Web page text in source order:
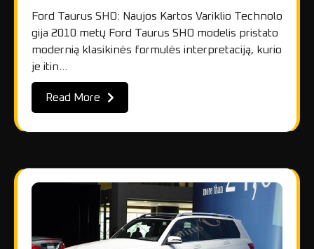
Ford Taurus SHO: Naujos Kartos Variklio Technolo
gija 2010 metų Ford Taurus SHO modelis pristato
modernią klasikinės formulės interpretaciją, kurio
je itin…
Read More